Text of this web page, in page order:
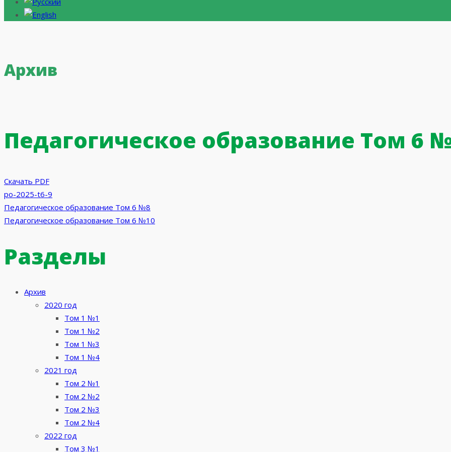
Архив
Педагогическое образование Том 6
Скачать PDF
po-2025-t6-9
Навигация
по
записям
Педагогическое образование Том 6 №8
Педагогическое образование Том 6 №10
Разделы
Архив
2020 год
Том 1 №1
Том 1 №2
Том 1 №3
Том 1 №4
2021 год
Том 2 №1
Том 2 №2
Том 2 №3
Том 2 №4
2022 год
Том 3 №1